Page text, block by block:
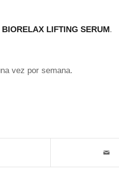
BIORELAX LIFTING SERUM.
vez por semana.